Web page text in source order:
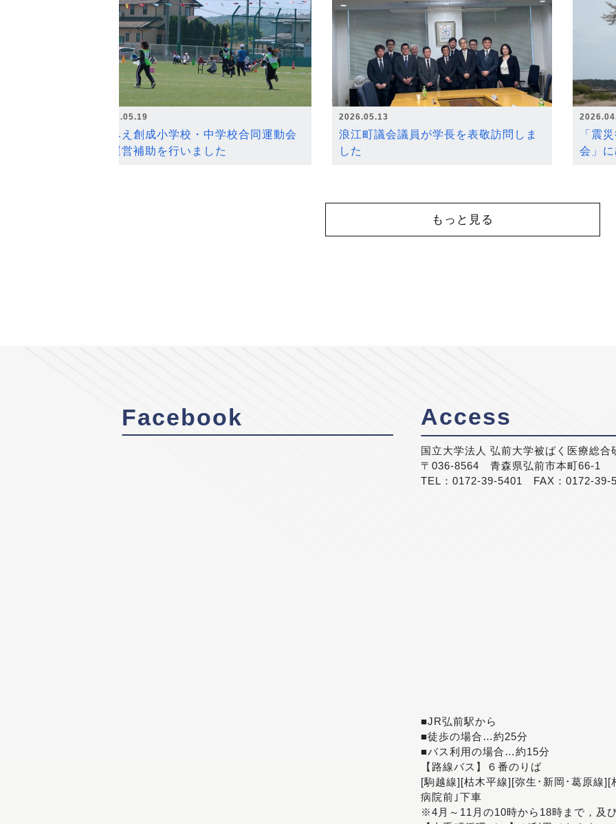
2026.05.19
なみえ創成小学校・中学校合同運動会
の運営補助を行いました
2026.05.13
浪江町議会議員が学長を表敬訪問しま
した
「震
会」
もっと見る
Facebook Access
国立大学法人 弘前大学被ばく医療総合
〒036-8564 青森県弘前市本町66-1
TEL：0172-39-5401 FAX：0172-39-
■JR弘前駅から
■徒歩の場合…約25分
■バス利用の場合…約15分
【路線バス】６番のりば
[駒越線][枯木平線][弥生･新岡･葛原線
病院前｣下車
※4月～11月の10時から18時まで，及